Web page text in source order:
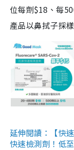
位每劑$18、每
產品以鼻拭子採
延伸閱讀：【快
快速檢測劑！低